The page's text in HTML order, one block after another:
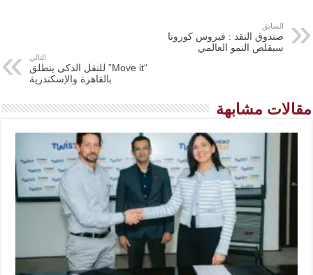
السابق
صندوق النقد : فيروس كورونا
سيقلص النمو العالمي
التالي
“Move it” للنقل الذكى ينطلق
بالقاهرة والإسكندرية
مقالات مشابهة